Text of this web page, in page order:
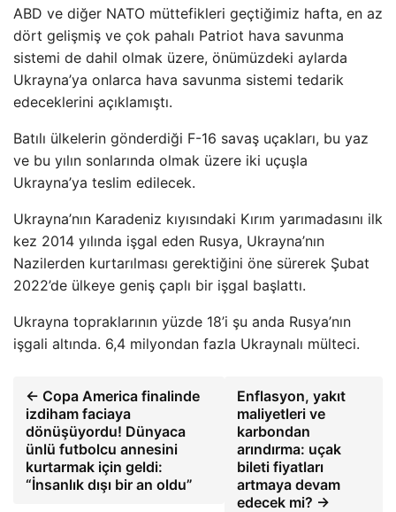
ABD ve diğer NATO müttefikleri geçtiğimiz hafta, en az
dört gelişmiş ve çok pahalı Patriot hava savunma
sistemi de dahil olmak üzere, önümüzdeki aylarda
Ukrayna’ya onlarca hava savunma sistemi tedarik
edeceklerini açıklamıştı.
Batılı ülkelerin gönderdiği F-16 savaş uçakları, bu yaz
ve bu yılın sonlarında olmak üzere iki uçuşla
Ukrayna’ya teslim edilecek.
Ukrayna’nın Karadeniz kıyısındaki Kırım yarımadasını ilk
kez 2014 yılında işgal eden Rusya, Ukrayna’nın
Nazilerden kurtarılması gerektiğini öne sürerek Şubat
2022’de ülkeye geniş çaplı bir işgal başlattı.
Ukrayna topraklarının yüzde 18’i şu anda Rusya’nın
işgali altında. 6,4 milyondan fazla Ukraynalı mülteci.
← Copa America finalinde
izdiham faciaya
dönüşüyordu! Dünyaca
ünlü futbolcu annesini
kurtarmak için geldi:
“İnsanlık dışı bir an oldu”
Enflasyon, yakıt
maliyetleri ve
karbondan
arındırma: uçak
bileti fiyatları
artmaya devam
edecek mi? →